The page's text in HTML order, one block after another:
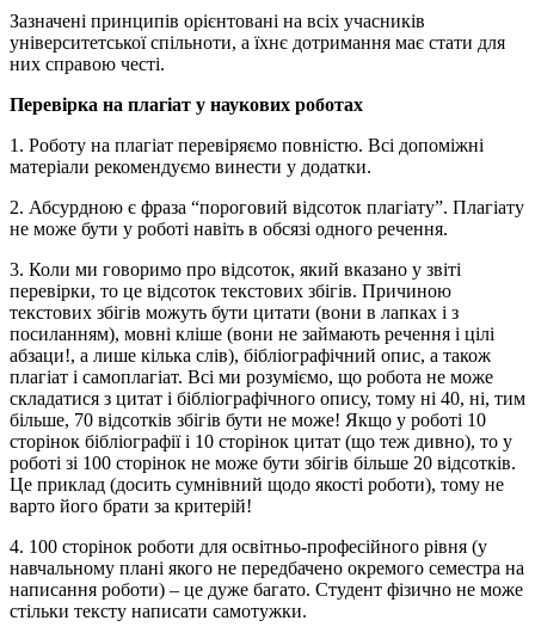
Зазначені принципів орієнтовані на всіх учасників
університетської спільноти, а їхнє дотримання має стати для
них справою честі.
Перевірка на плагіат у наукових роботах
1. Роботу на плагіат перевіряємо повністю. Всі допоміжні
матеріали рекомендуємо винести у додатки.
2. Абсурдною є фраза “пороговий відсоток плагіату”. Плагіату
не може бути у роботі навіть в обсязі одного речення.
3. Коли ми говоримо про відсоток, який вказано у звіті
перевірки, то це відсоток текстових збігів. Причиною
текстових збігів можуть бути цитати (вони в лапках і з
посиланням), мовні кліше (вони не займають речення і цілі
абзаци!, а лише кілька слів), бібліографічний опис, а також
плагіат і самоплагіат. Всі ми розуміємо, що робота не може
складатися з цитат і бібліографічного опису, тому ні 40, ні, тим
більше, 70 відсотків збігів бути не може! Якщо у роботі 10
сторінок бібліографії і 10 сторінок цитат (що теж дивно), то у
роботі зі 100 сторінок не може бути збігів більше 20 відсотків.
Це приклад (досить сумнівний щодо якості роботи), тому не
варто його брати за критерій!
4. 100 сторінок роботи для освітньо-професійного рівня (у
навчальному плані якого не передбачено окремого семестра на
написання роботи) – це дуже багато. Студент фізично не може
стільки тексту написати самотужки.